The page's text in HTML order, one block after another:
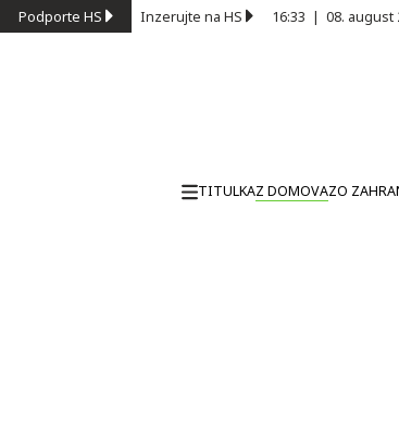
Podporte HS Inzerujte na HS 16:33 | 08. august
TITULKAZ DOMOVAZO